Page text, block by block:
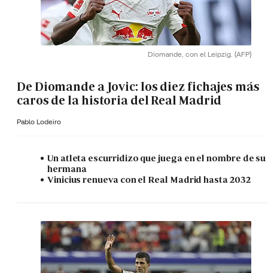
Diomande, con el Leipzig. (AFP)
De Diomande a Jovic: los diez fichajes más
caros de la historia del Real Madrid
Pablo Lodeiro
Un atleta escurridizo que juega en el nombre de su
hermana
Vinicius renueva con el Real Madrid hasta 2032